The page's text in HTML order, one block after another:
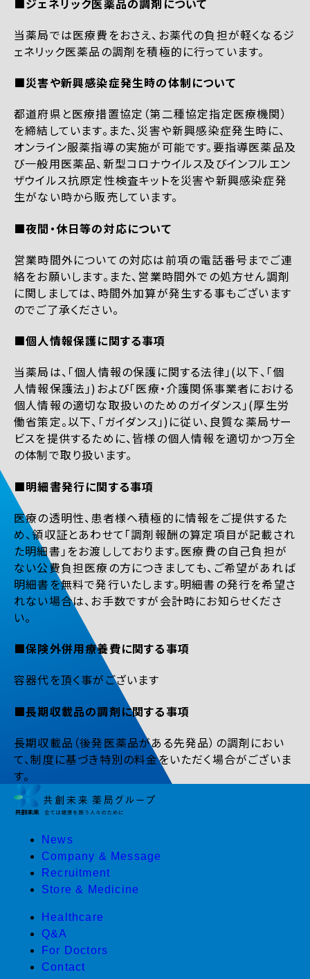
当薬局では医療費をおさえ、お薬代の負担が軽くなるジ
ェネリック医薬品の調剤を積極的に行っています。
■災害や新興感染症発生時の体制について
都道府県と医療措置協定（第二種協定指定医療機関）
を締結しています。また、災害や新興感染症発生時に、
オンライン服薬指導の実施が可能です。要指導医薬品及
び一般用医薬品、新型コロナウイルス及びインフルエン
ザウイルス抗原定性検査キットを災害や新興感染症発
生がない時から販売しています。
■夜間・休日等の対応について
営業時間外についての対応は前項の電話番号までご連
絡をお願いします。また、営業時間外での処方せん調剤
に関しましては、時間外加算が発生する事もございます
のでご了承ください。
■個人情報保護に関する事項
当薬局は、「個人情報の保護に関する法律」(以下、「個
人情報保護法」)および「医療・介護関係事業者における
個人情報の適切な取扱いのためのガイダンス」(厚生労
働省策定。以下、「ガイダンス」)に従い、良質な薬局サー
ビスを提供するために、皆様の個人情報を適切かつ万全
の体制で取り扱います。
■明細書発行に関する事項
医療の透明性、患者様へ積極的に情報をご提供するた
め、領収証とあわせて「調剤報酬の算定項目が記載され
た明細書」をお渡ししております。医療費の自己負担が
ない公費負担医療の方につきましても、ご希望があれば
明細書を無料で発行いたします。明細書の発行を希望さ
れない場合は、お手数ですが会計時にお知らせくださ
い。
■保険外併用療養費に関する事項
容器代を頂く事がございます
■長期収載品の調剤に関する事項
長期収載品（後発医薬品がある先発品）の調剤におい
て、制度に基づき特別の料金をいただく場合がございま
す。
News
Company & Message
Recruitment
Store & Medicine
Healthcare
Q&A
For Doctors
Contact